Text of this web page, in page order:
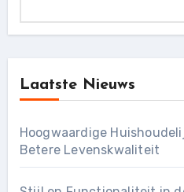
Laatste Nieuws
Hoogwaardige
Betere Levenskwaliteit